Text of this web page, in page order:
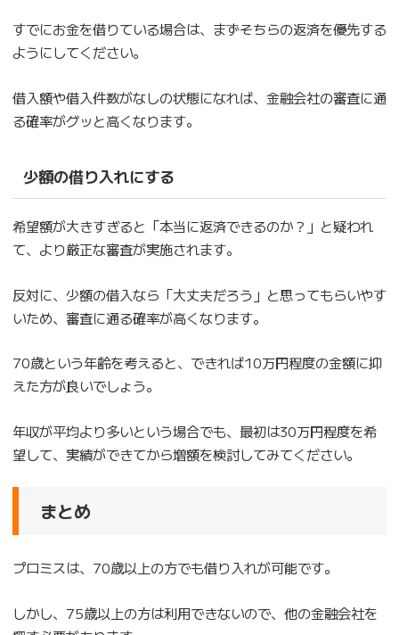
すでにお金を借りている場合は、まずそちらの返済を優先する
ようにしてください。
借入額や借入件数がなしの状態になれば、金融会社の審査に通
る確率がグッと高くなります。
少額の借り入れにする
希望額が大きすぎると「本当に返済できるのか？」と疑われ
て、より厳正な審査が実施されます。
反対に、少額の借入なら「大丈夫だろう」と思ってもらいやす
いため、審査に通る確率が高くなります。
70歳という年齢を考えると、できれば10万円程度の金額に抑
えた方が良いでしょう。
年収が平均より多いという場合でも、最初は30万円程度を希
望して、実績ができてから増額を検討してみてください。
まとめ
プロミスは、70歳以上の方でも借り入れが可能です。
しかし、75歳以上の方は利用できないので、他の金融会社を